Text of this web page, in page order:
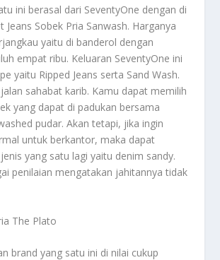
ini berasal dari SeventyOne dengan di
Jeans Sobek Pria Sanwash. Harganya
yaitu di banderol dengan
empat ribu. Keluaran SeventyOne ini
yaitu Ripped Jeans serta Sand Wash.
jalan sahabat karib. Kamu dapat memilih
yang dapat di padukan bersama
pudar. Akan tetapi, jika ingin
untuk berkantor, maka dapat
yang satu lagi yaitu denim sandy.
penilaian mengatakan jahitannya tidak
The Plato
brand yang satu ini di nilai cukup